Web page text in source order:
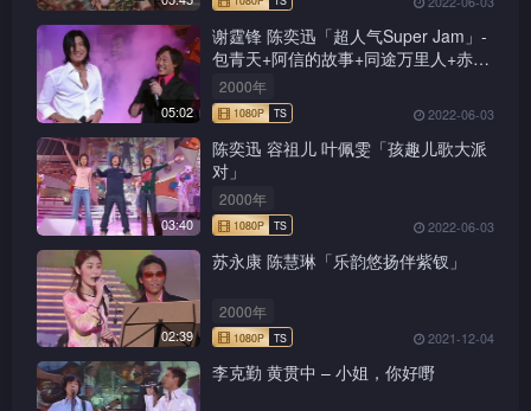
05:02
谢霆锋 陈奕迅「超人气Super Jam」-
包青天+阿信的故事+同途万里人+赤的
疑惑+新鸳鸯蝴蝶梦+前程锦绣
2000年
2022-06-03
03:40
陈奕迅 容祖儿 叶佩雯「孩趣儿歌大派
对」
2000年
2022-06-03
02:39
苏永康 陈慧琳「乐韵悠扬伴紫钗」
2000年
2021-12-04
李克勤 黄贯中 – 小姐，你好嘢